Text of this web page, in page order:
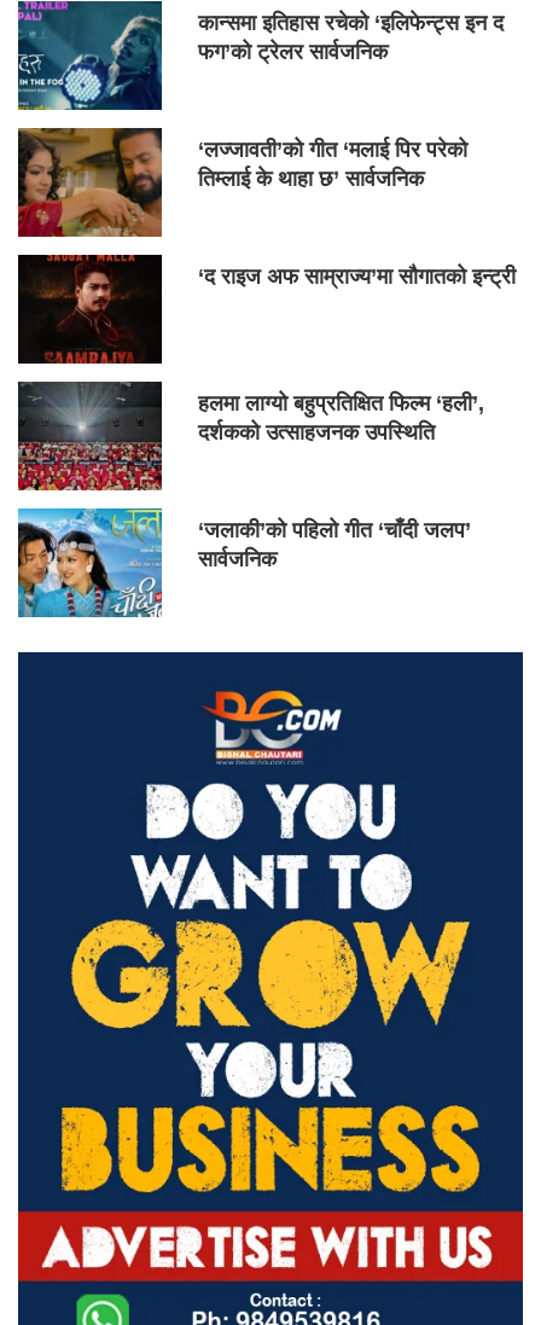
कान्समा इतिहास रचेको ‘इलिफेन्ट्स इन द
फग’को ट्रेलर सार्वजनिक
‘लज्जावती’को गीत ‘मलाई पिर परेको
तिम्लाई के थाहा छ’ सार्वजनिक
‘द राइज अफ साम्राज्य’मा सौगातको इन्ट्री
हलमा लाग्यो बहुप्रतिक्षित फिल्म ‘हली’,
दर्शकको उत्साहजनक उपस्थिति
‘जलाकी’को पहिलो गीत ‘चाँदी जलप’
सार्वजनिक